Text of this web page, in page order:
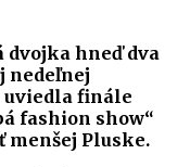
hneď dva
nedeľnej
uviedla finále
fashion show“
menšej Pluske.